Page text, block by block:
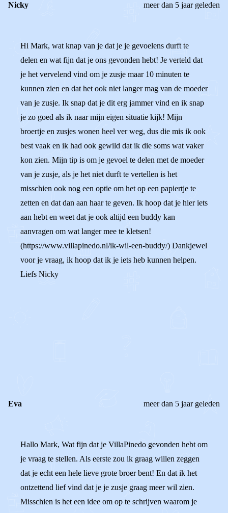
Nicky meer dan 5 jaar geleden
Hi Mark, wat knap van je dat je je gevoelens durft te
delen en wat fijn dat je ons gevonden hebt! Je verteld dat
je het vervelend vind om je zusje maar 10 minuten te
kunnen zien en dat het ook niet langer mag van de moeder
van je zusje. Ik snap dat je dit erg jammer vind en ik snap
je zo goed als ik naar mijn eigen situatie kijk! Mijn
broertje en zusjes wonen heel ver weg, dus die mis ik ook
best vaak en ik had ook gewild dat ik die soms wat vaker
kon zien. Mijn tip is om je gevoel te delen met de moeder
van je zusje, als je het niet durft te vertellen is het
misschien ook nog een optie om het op een papiertje te
zetten en dat dan aan haar te geven. Ik hoop dat je hier iets
aan hebt en weet dat je ook altijd een buddy kan
aanvragen om wat langer mee te kletsen!
(https://www.villapinedo.nl/ik-wil-een-buddy/) Dankjewel
voor je vraag, ik hoop dat ik je iets heb kunnen helpen.
Liefs Nicky
Eva meer dan 5 jaar geleden
Hallo Mark, Wat fijn dat je VillaPinedo gevonden hebt om
je vraag te stellen. Als eerste zou ik graag willen zeggen
dat je echt een hele lieve grote broer bent! En dat ik het
ontzettend lief vind dat je je zusje graag meer wil zien.
Misschien is het een idee om op te schrijven waarom je